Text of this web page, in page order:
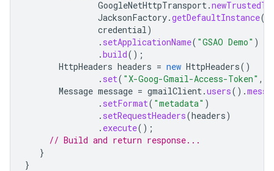
GoogleNetHttpTransport.
JacksonFactory.getDefaultInstance
credential)
. setApplicationName( "GSAO Demo" )
.build();
HttpHeaders headers = new HttpHeaders()
. set( "X-Goog-Gmail-Access-Token" ,
Message message = gmailClient.users().
. setFormat( "metadata" )
. setRequestHeaders(headers)
. execute();
// Build and return response...
}
}